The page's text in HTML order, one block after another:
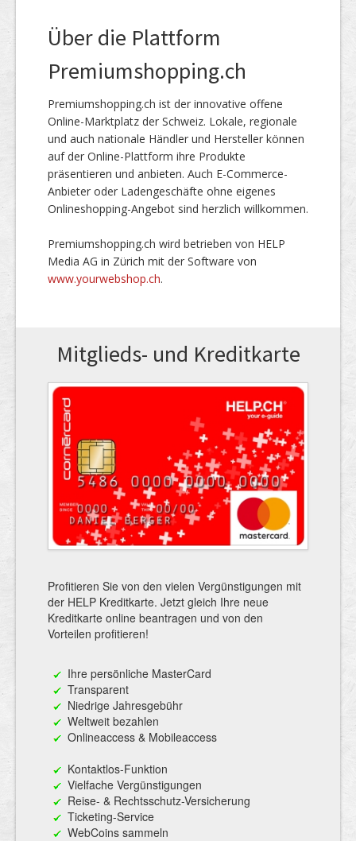
Über die Plattform
Premiumshopping.ch
Premiumshopping.ch ist der innovative offene
Online-Marktplatz der Schweiz. Lokale, regionale
und auch nationale Händler und Hersteller können
auf der Online-Plattform ihre Produkte
präsentieren und anbieten. Auch E-Commerce-
Anbieter oder Ladengeschäfte ohne eigenes
Onlineshopping-Angebot sind herzlich willkommen.
Premiumshopping.ch wird betrieben von HELP
Media AG in Zürich mit der Software von
www.yourwebshop.ch.
Mitglieds- und Kreditkarte
Profitieren Sie von den vielen Vergünstigungen mit
der HELP Kreditkarte. Jetzt gleich Ihre neue
Kreditkarte online beantragen und von den
Vorteilen profitieren!
Ihre persönliche MasterCard
Transparent
Niedrige Jahresgebühr
Weltweit bezahlen
Onlineaccess & Mobileaccess
Kontaktlos-Funktion
Vielfache Vergünstigungen
Reise- & Rechtsschutz-Versicherung
Ticketing-Service
WebCoins sammeln